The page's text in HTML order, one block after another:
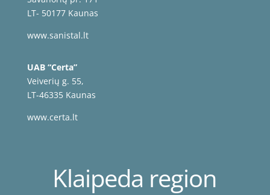
LT- 50177 Kaunas
www.sanistal.lt
UAB “Certa”
Veiverių g. 55,
LT-46335 Kaunas
www.certa.lt
Klaipeda region